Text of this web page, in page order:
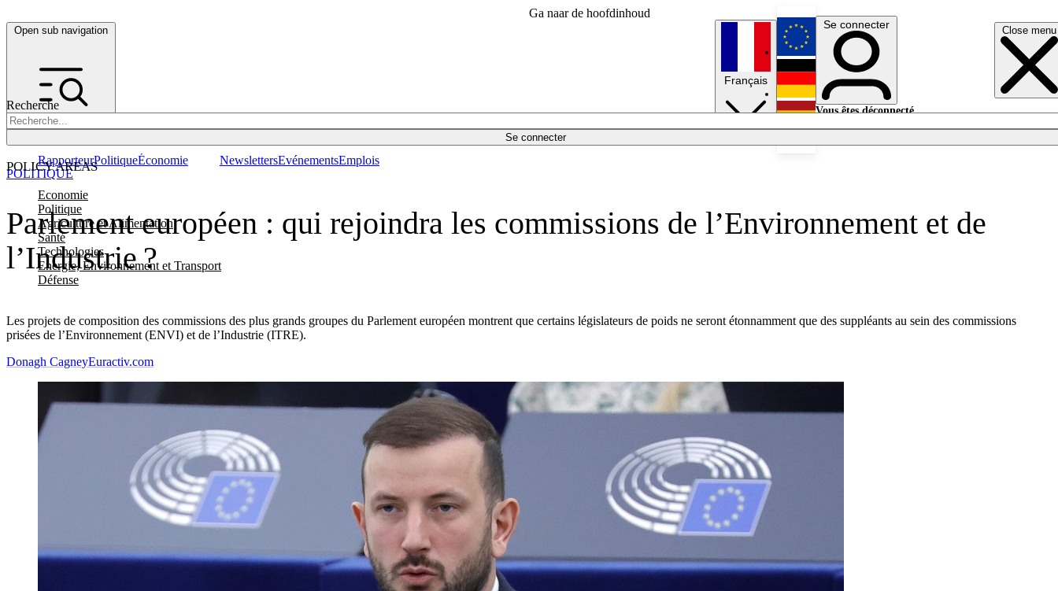
Ga naar de hoofdinhoud
Open sub navigation Close menu
Recherche
Se connecter
POLICY AREAS
Economie
Politique
Agriculture et Alimentation
Santé
Technologies
Energie, Environnement et Transport
Défense
RapporteurPolitiqueÉconomie NewslettersEvénementsEmplois
Français
English
Deutsch
Se connecter
Vous êtes déconnecté.
Parlement européen : qui rejoindra les commissions de l’Environnement et de
l’Industrie ?
Les projets de composition des commissions des plus grands groupes du Parlement européen montrent que certains législateurs de poids ne seront étonnamment que des suppléants au sein des commissions
prisées de l’Environnement (ENVI) et de l’Industrie (ITRE).
POLITIQUE
Donagh CagneyEuractiv.com